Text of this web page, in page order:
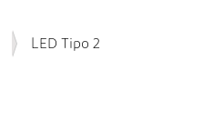
LED Tipo 2